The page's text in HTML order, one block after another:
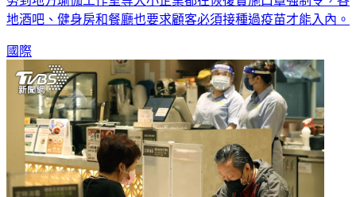
地酒吧、健身房和餐廳也要求顧客必須接種過疫苗才能入內。
國際